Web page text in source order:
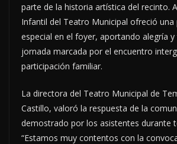
parte de la historia artística del recinto.
Infantil del Teatro Municipal ofreció una
especial en el foyer, aportando alegría
jornada marcada por el encuentro
participación familiar.
La directora del Teatro Municipal de
Castillo, valoró la respuesta de la
demostrado por los asistentes durante
“Estamos muy contentos con la